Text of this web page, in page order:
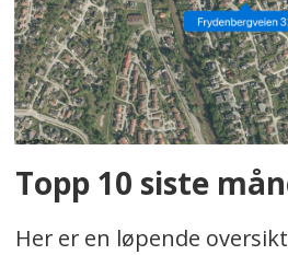
sakene: Skriv til oss
Topp 10 siste
Her er en løpende